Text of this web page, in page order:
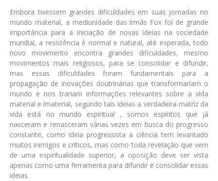
Embora tivessem grandes dificuldades em suas jornadas no
mundo material, a mediunidade das irmãs Fox foi de grande
importância para a iniciação de novas ideias na sociedade
mundial, a resistência é normal e natural, até esperada, todo
novo movimento encontra grandes dificuldades, mesmo
movimentos mais religiosos, para se consolidar e difundir,
mas essas dificuldades foram fundamentais para a
propagação de inovações doutrinárias que transformariam o
mundo e nos trariam informações relevantes sobre a vida
material e imaterial, segundo tais ideias a verdadeira matriz da
vida está no mundo espiritual , somos espíritos que já
nasceram e renasceram várias vezes em busca do progresso
constante, como ideia progressista a ciência tem levantado
muitos inimigos e críticos, mas como toda revelação que vem
de uma espiritualidade superior, a oposição deve ser vista
apenas como uma ferramenta para difundir e consolidar essas
ideias.